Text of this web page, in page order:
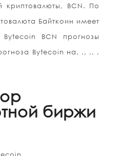
BCN. По
Байткоин имеет
BCN прогнозы
Bytecoin на, ,, ,, ,
биржи